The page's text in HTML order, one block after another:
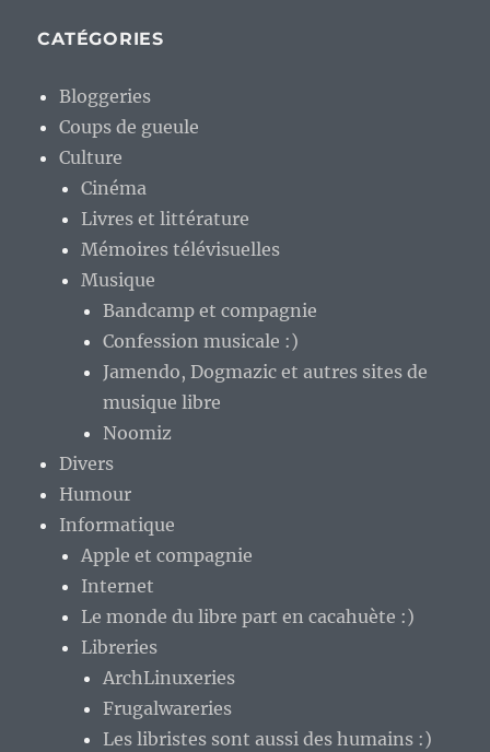
CATÉGORIES
Bloggeries
Coups de gueule
Culture
Cinéma
Livres et littérature
Mémoires télévisuelles
Musique
Bandcamp et compagnie
Confession musicale :)
Jamendo, Dogmazic et autres sites de
musique libre
Noomiz
Divers
Humour
Informatique
Apple et compagnie
Internet
Le monde du libre part en cacahuète :)
Libreries
ArchLinuxeries
Frugalwareries
Les libristes sont aussi des humains :)